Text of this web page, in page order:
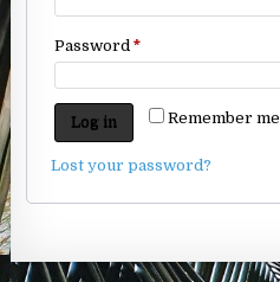
Password*Required
Remember me
Log in
Lost your password?